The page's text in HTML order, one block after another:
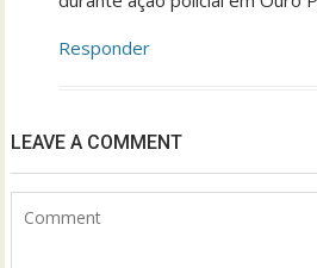
Responder
LEAVE A COMMENT